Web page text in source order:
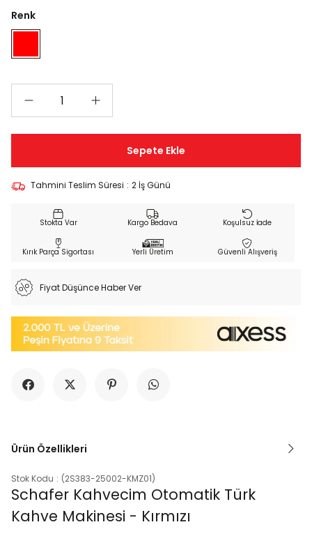
Renk
Tahmini Teslim Süresi : 2 İş Günü
Kargo Bedava Koşulsuz İade
Kırık Parça Sigortası Yerli Üretim Güvenli Alışveriş
Fiyat Düşünce Haber Ver
Ürün Özellikleri
Stok Kodu (2S383-25002-KMZ01)
Schafer Kahvecim Otomatik Türk
Kahve Makinesi - Kırmızı